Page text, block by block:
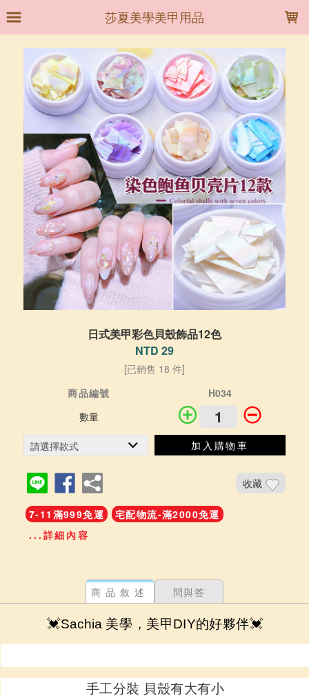
莎夏美學美甲用品
日式美甲彩色貝殼飾品12色
NTD 29
[已銷售 18 件]
商品編號
H034
數量
加入購物車
收藏
7-11滿999免運
宅配物流-滿2000免運
...詳細內容
商品敘述 問與答